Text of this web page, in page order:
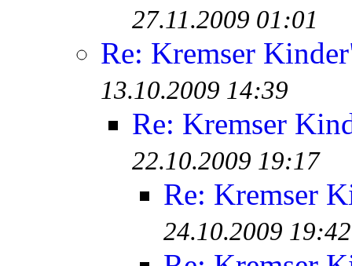
27.11.2009 01:01
Re: Kremser
13.10.2009 14:39
Re: Kremser
22.10.2009 19:17
Re: Kremser
24.10.2009 19:42